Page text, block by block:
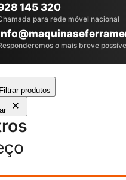
145 320
para rede móvel nacional
o mais breve
Filtrar produtos